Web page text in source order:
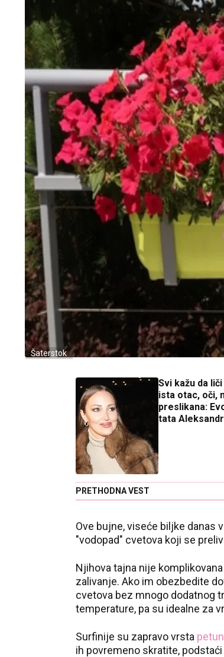
Šaterstok
Svi kažu da
ista otac, oči,
preslikana:
tata
PRETHODNA VEST
Ove bujne, viseće biljke danas
"vodopad" cvetova koji se
Njihova tajna nije
zalivanje. Ako im obezbedite
cvetova bez mnogo dodatnog
temperature, pa su idealne za
Surfinije su zapravo vrsta
ih povremeno skratite,